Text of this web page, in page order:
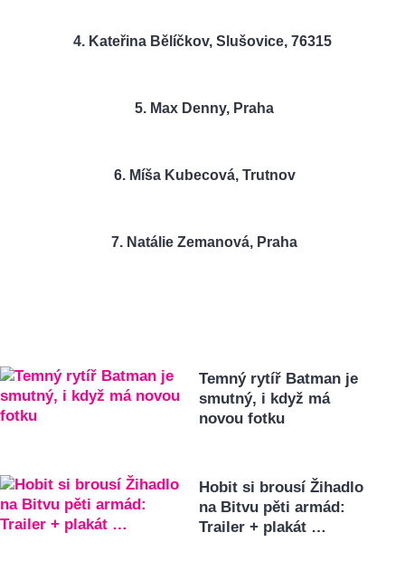
4. Kateřina Bělíčkov, Slušovice, 76315
5. Max Denny, Praha
6. Míša Kubecová, Trutnov
7. Natálie Zemanová, Praha
Temný rytíř Batman je
smutný, i když má
novou fotku
Hobit si brousí Žihadlo
na Bitvu pěti armád:
Trailer + plakát …